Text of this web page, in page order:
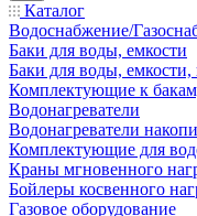
Каталог
Водоснабжение/
Баки для воды, емкости
Баки для воды, емкости,
Комплектующие к
Водонагреватели
Водонагреватели
Комплектующие для
Краны мгновенного
Бойлеры косвенного
Газовое оборудование